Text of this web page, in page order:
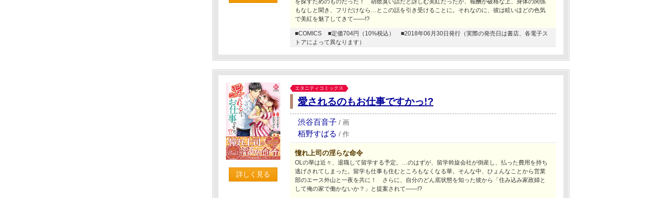
を探すためのものだった！ 胡散臭い話だと訝しむ美紅だったが、報酬が破格な上、身体の関係
もなしと聞き、フリだけなら…とこの話を引き受けることに。それなのに、彼は眩いほどの色気
で美紅を魅了してきて――!?
■COMICS ■定価704円（10%税込）
■2018年06月30日発行（実際の発売日は書店、各電子ス
トアによって異なります）
詳しく見る
エタニティコミックス
愛されるのもお仕事ですかっ!?
渋谷百音子 / 画
栢野すばる / 作
憧れ上司の淫らな命令
OLの華は近々、退職して留学する予定。…のはずが、留学斡旋会社が倒産し、払った費用を持ち
逃げされてしまった。留学も仕事も住むところもなくなる華。そんな中、ひょんなことから営業
部のエース外山と一夜を共に！ さらに、自分のどん底状態を知った彼から「住み込み家政婦と
して俺の家で働かないか？」と提案されて――!?